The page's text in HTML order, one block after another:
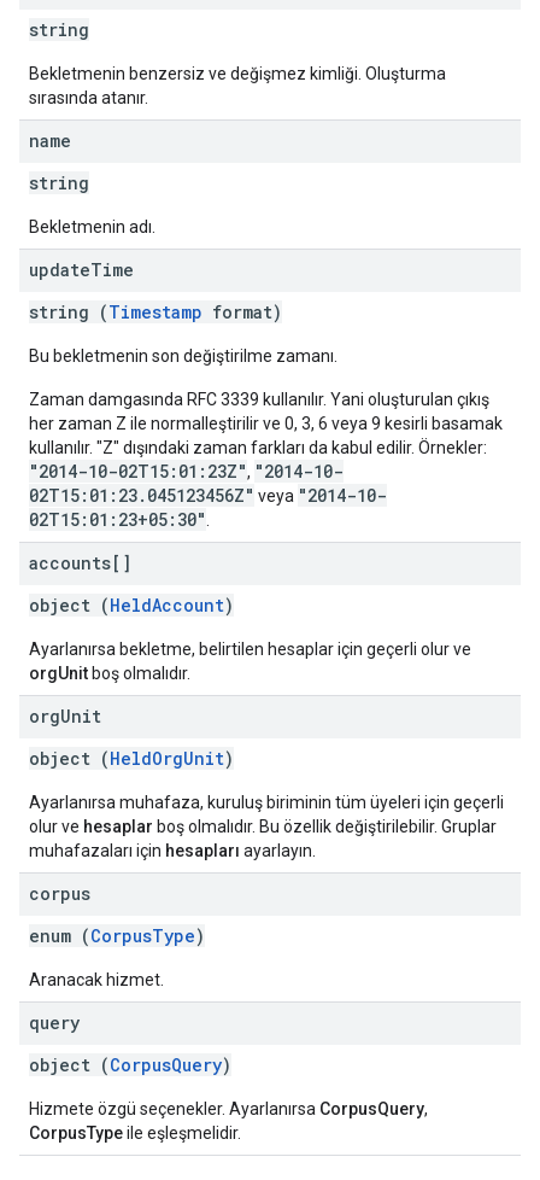
string
Bekletmenin benzersiz ve değişmez kimliği. Oluşturma
sırasında atanır.
name
string
Bekletmenin adı.
updateTime
string (Timestamp format)
Bu bekletmenin son değiştirilme zamanı.
Zaman damgasında RFC 3339 kullanılır. Yani oluşturulan çıkış
her zaman Z ile normalleştirilir ve 0, 3, 6 veya 9 kesirli basamak
kullanılır. "Z" dışındaki zaman farkları da kabul edilir. Örnekler:
"2014-10-02T15:01:23Z", "2014-10-
02T15:01:23.045123456Z" veya "2014-10-
02T15:01:23+05:30"
accounts[]
object (HeldAccount)
Ayarlanırsa bekletme, belirtilen hesaplar için geçerli olur ve
orgUnit boş olmalıdır.
orgUnit
object (HeldOrgUnit)
Ayarlanırsa muhafaza, kuruluş biriminin tüm üyeleri için geçerli
olur ve hesaplar boş olmalıdır. Bu özellik değiştirilebilir. Gruplar
muhafazaları için hesapları ayarlayın.
corpus
enum (CorpusType)
Aranacak hizmet.
query
object (CorpusQuery)
Hizmete özgü seçenekler. Ayarlanırsa CorpusQuery,
CorpusTypeile eşleşmelidir.